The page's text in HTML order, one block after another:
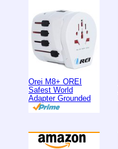
Orei M8+ OREI
Safest World
Adapter Grounded